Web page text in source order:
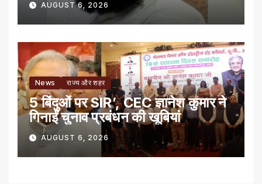
AUGUST 6, 2026
News राज्य और शहर
5 बिंदुओं पर SIR’, CEC ज्ञानेश कुमार ने
गिनाईं चुनाव प्रबंधन की खूबियां
AUGUST 6, 2026